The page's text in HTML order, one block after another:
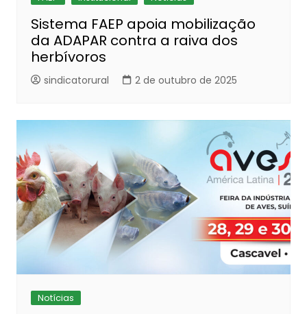
Sistema FAEP apoia mobilização
da ADAPAR contra a raiva dos
herbívoros
sindicatorural 2 de outubro de 2025
Notícias